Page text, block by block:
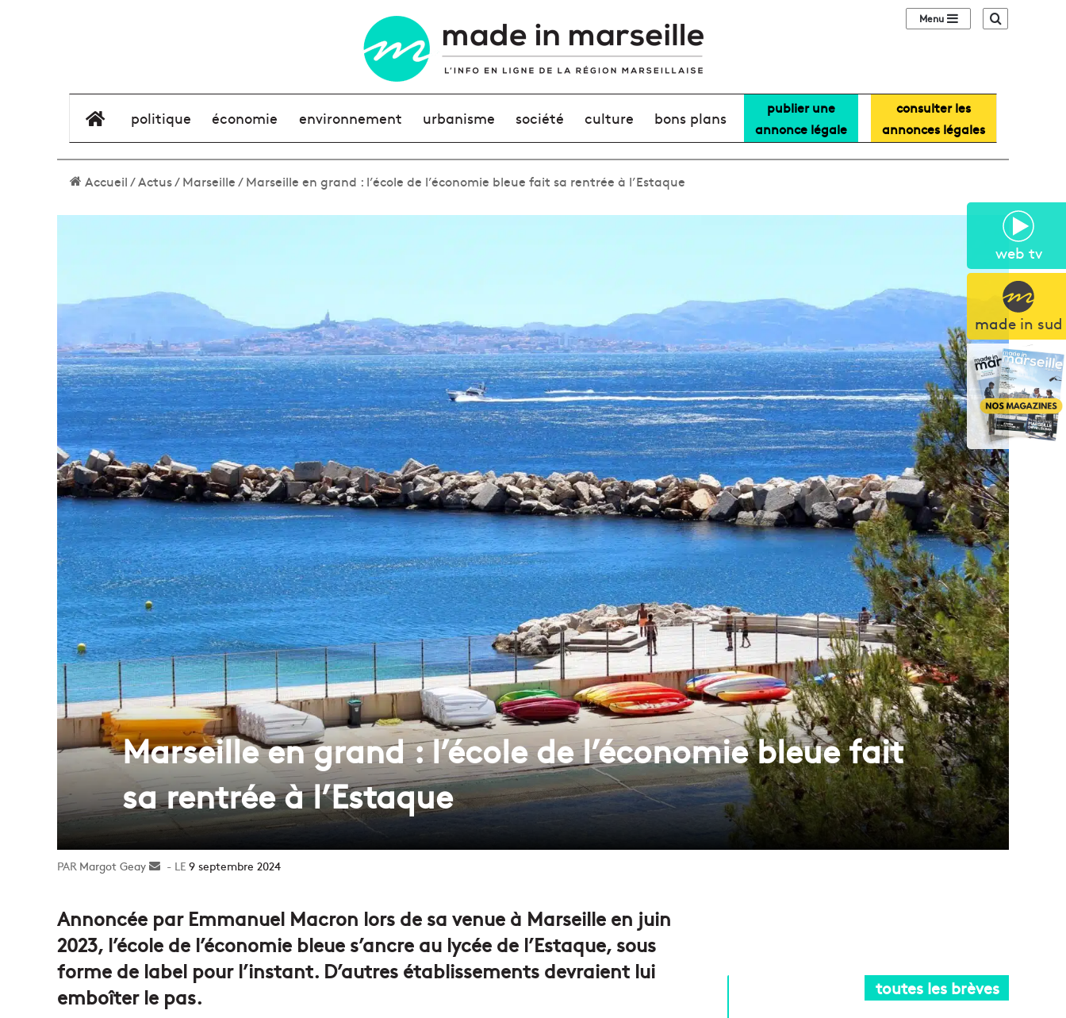
web tv
made in sud
Sidebar (barre
élément de menu
politique économie environnement urbanisme société culture bons plans
publier une
annonce légale
consulter les
annonces légales
Accueil/Actus/Marseille/Marseille en grand : l’école de l’économie bleue fait sa rentrée à l’Estaque
Marseille en grand : l’école de l’économie bleue fait
sa rentrée à l’Estaque
Margot Geay
Envoyer9 septembre 2024
Annoncée par Emmanuel Macron lors de sa venue à Marseille en juin
2023, l’école de l’économie bleue s’ancre au lycée de l’Estaque, sous
forme de label pour l’instant. D’autres établissements devraient lui
emboîter le pas.
toutes les brèves